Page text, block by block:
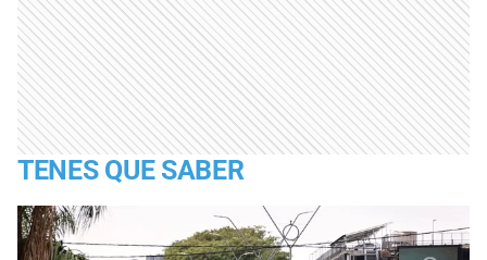
TENES QUE SABER